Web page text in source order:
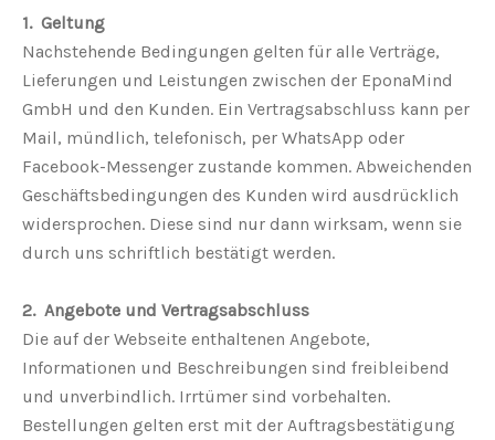
1. Geltung
Nachstehende Bedingungen gelten für alle Verträge,
Lieferungen und Leistungen zwischen der EponaMind
GmbH und den Kunden. Ein Vertragsabschluss kann per
Mail, mündlich, telefonisch, per WhatsApp oder
Facebook-Messenger zustande kommen. Abweichenden
Geschäftsbedingungen des Kunden wird ausdrücklich
widersprochen. Diese sind nur dann wirksam, wenn sie
durch uns schriftlich bestätigt werden.
2. Angebote und Vertragsabschluss
Die auf der Webseite enthaltenen Angebote,
Informationen und Beschreibungen sind freibleibend
und unverbindlich. Irrtümer sind vorbehalten.
Bestellungen gelten erst mit der Auftragsbestätigung